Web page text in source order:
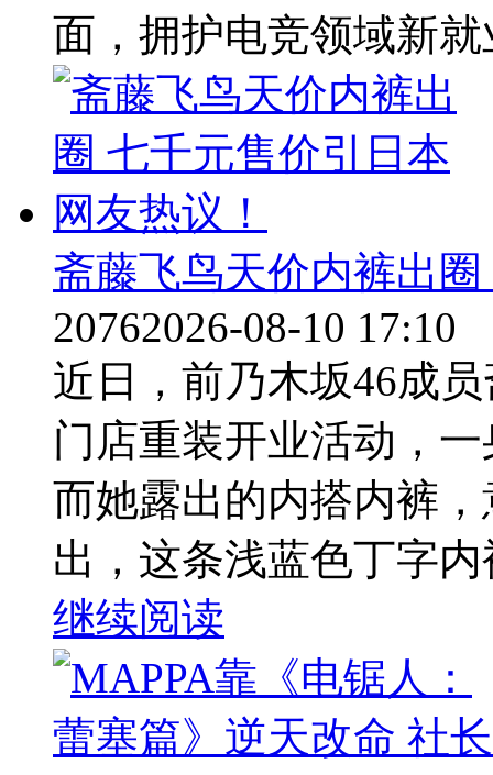
面，拥护电竞领域新
斋藤飞鸟天价内裤出
20762026-08-10 17:10
近日，前乃木坂46成
门店重装开业活动，
而她露出的内搭内裤
出，这条浅蓝色丁字
继续阅读